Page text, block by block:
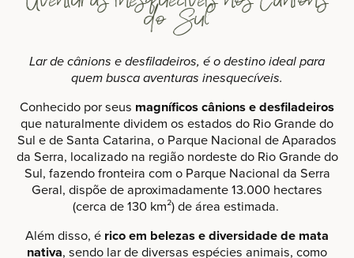
do Sul
Lar de cânions e desfiladeiros, é o destino ideal para
quem busca aventuras inesquecíveis.
Conhecido por seus magníficos cânions e desfiladeiros
que naturalmente dividem os estados do Rio Grande do
Sul e de Santa Catarina, o Parque Nacional de Aparados
da Serra, localizado na região nordeste do Rio Grande do
Sul, fazendo fronteira com o Parque Nacional da Serra
Geral, dispõe de aproximadamente 13.000 hectares
(cerca de 130 km²) de área estimada.
Além disso, é rico em belezas e diversidade de mata
nativa, sendo lar de diversas espécies animais, como